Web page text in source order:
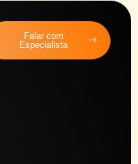
Falar com
Especialista